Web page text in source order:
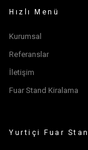
Hızlı Menü
Kurumsal
Referanslar
İletişim
Fuar Stand Kiralama
Yurtiçi Fuar